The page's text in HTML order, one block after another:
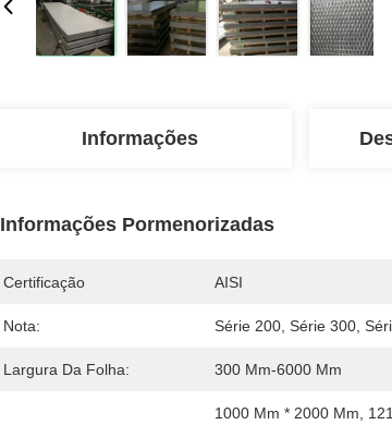
Informações
Informações Pormenorizadas
Certificação AISI
Nota: Série 200, Série 300,
Largura Da Folha: 300 Mm-6000 Mm
1000 Mm * 2000 Mm,